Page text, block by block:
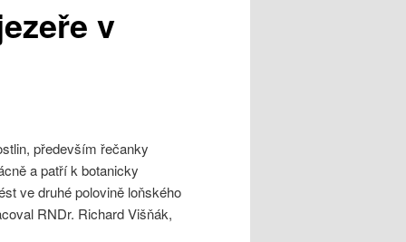
v
především řečanky
a patří k botanicky
ve druhé polovině loňského
RNDr. Richard Višňák,